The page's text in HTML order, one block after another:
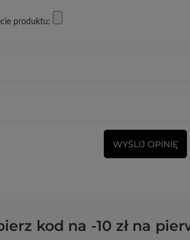
produktu:
WYŚLIJ OPINIĘ
kod na -10 zł na